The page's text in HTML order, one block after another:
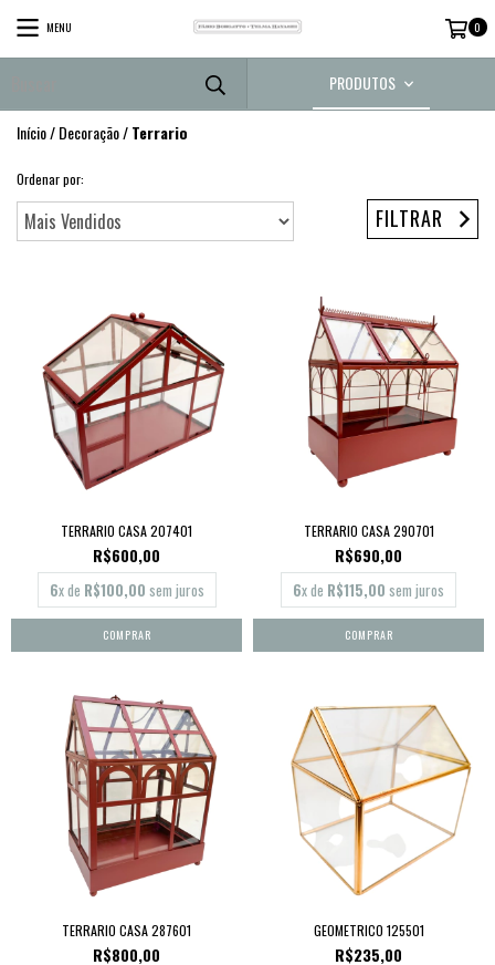
MENU 0
PRODUTOS
Início/Decoração/Terrario
Ordenar por:
FILTRAR
TERRARIO CASA 207401
R$600,00
6x de R$100,00 sem juros
TERRARIO CASA 290701
R$690,00
6x de R$115,00 sem juros
TERRARIO CASA 287601
R$800,00
GEOMETRICO 125501
R$235,00